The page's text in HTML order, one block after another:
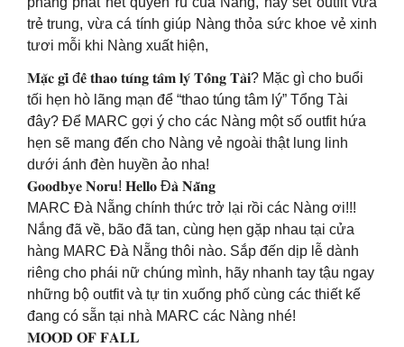
trẻ trung, vừa cá tính giúp Nàng thỏa sức khoe vẻ xinh
tươi mỗi khi Nàng xuất hiện,
𝐌𝐚̣̆𝐜 𝐠𝐢̀ đ𝐞̂̉ 𝐭𝐡𝐚𝐨 𝐭𝐮́𝐧𝐠 𝐭𝐚̂𝐦 𝐥𝐲́ 𝐓𝐨̂̉𝐧𝐠 𝐓𝐚̀𝐢? Mặc gì cho buổi
tối hẹn hò lãng mạn để “thao túng tâm lý” Tổng Tài
đây? Để MARC gợi ý cho các Nàng một số outfit hứa
hẹn sẽ mang đến cho Nàng vẻ ngoài thật lung linh
dưới ánh đèn huyền ảo nha!
𝐆𝐨𝐨𝐝𝐛𝐲𝐞 𝐍𝐨𝐫𝐮! 𝐇𝐞𝐥𝐥𝐨 Đ𝐚̀ 𝐍𝐚̆̃𝐧𝐠
MARC Đà Nẵng chính thức trở lại rồi các Nàng ơi!!!
Nắng đã về, bão đã tan, cùng hẹn gặp nhau tại cửa
hàng MARC Đà Nẵng thôi nào. Sắp đến dịp lễ dành
riêng cho phái nữ chúng mình, hãy nhanh tay tậu ngay
những bộ outfit và tự tin xuống phố cùng các thiết kế
đang có sẵn tại nhà MARC các Nàng nhé!
𝐌𝐎𝐎𝐃 𝐎𝐅 𝐅𝐀𝐋𝐋